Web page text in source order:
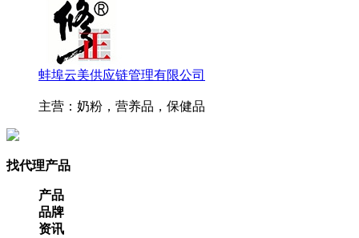
蚌埠云美供应链管理有限公司
主营：奶粉，营养品，保健品
找代理产品
产品
品牌
资讯